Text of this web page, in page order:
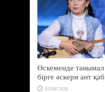
Өскеменде
бірге әскери ант
03/08/2026